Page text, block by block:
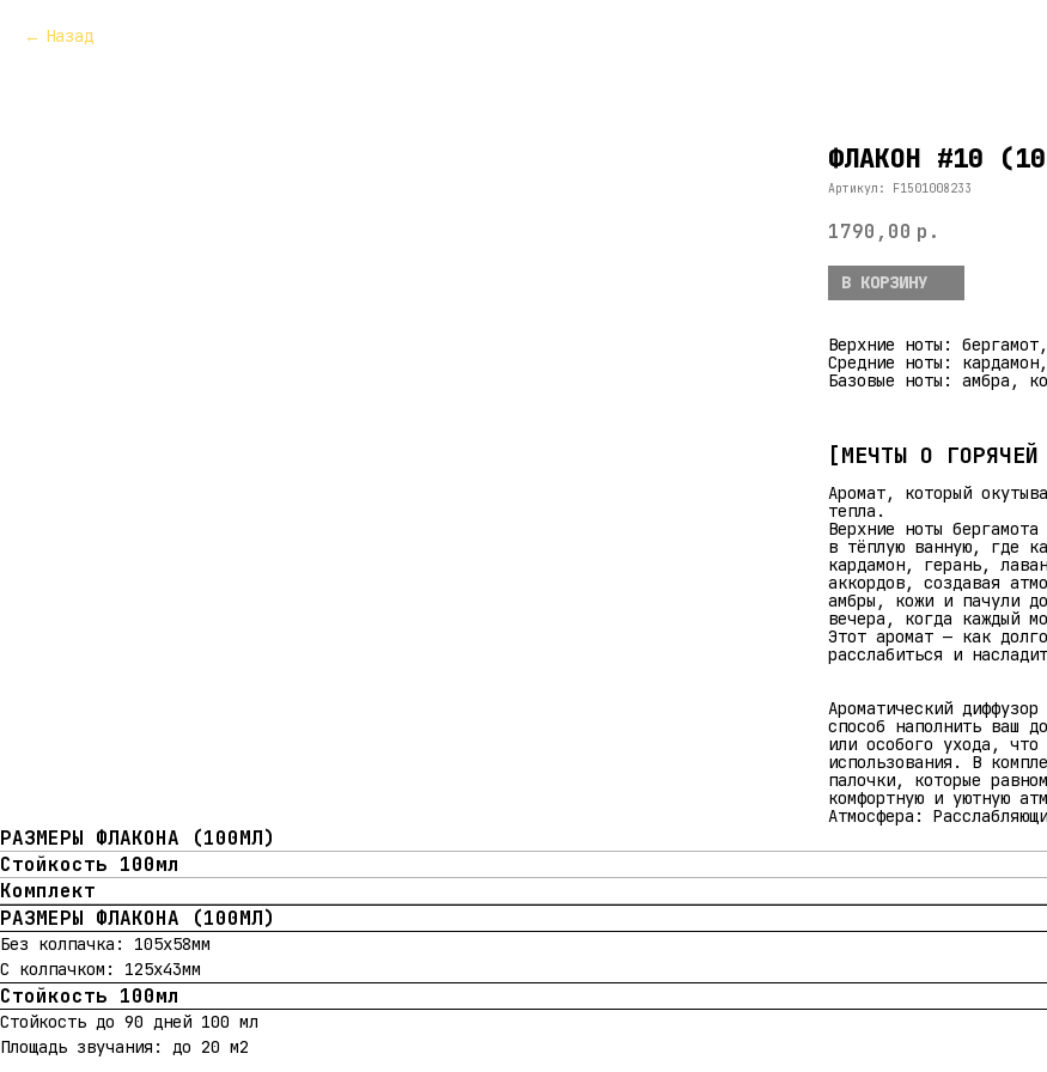
Назад
ФЛАКОН #10
Артикул: F1501008233
1790,00 р.
В КОРЗИНУ
Верхние ноты:
Средние ноты:
Базовые ноты: амбра,
[МЕЧТЫ О
Аромат, который
тепла.
Верхние ноты
в тёплую ванную, где
кардамон, герань,
аккордов, создавая
амбры, кожи и пачули
вечера, когда каждый
Этот аромат — как
расслабиться и
Ароматический
способ наполнить ваш
или особого ухода, что
использования. В
палочки, которые
комфортную и уютную
Атмосфера:
РАЗМЕРЫ ФЛАКОНА (100МЛ)
Стойкость 100мл
Комплект
РАЗМЕРЫ ФЛАКОНА (100МЛ)
Без колпачка: 105х58мм
С колпачком: 125х43мм
Стойкость 100мл
Стойкость до 90 дней 100 мл
Площадь звучания: до 20 м2